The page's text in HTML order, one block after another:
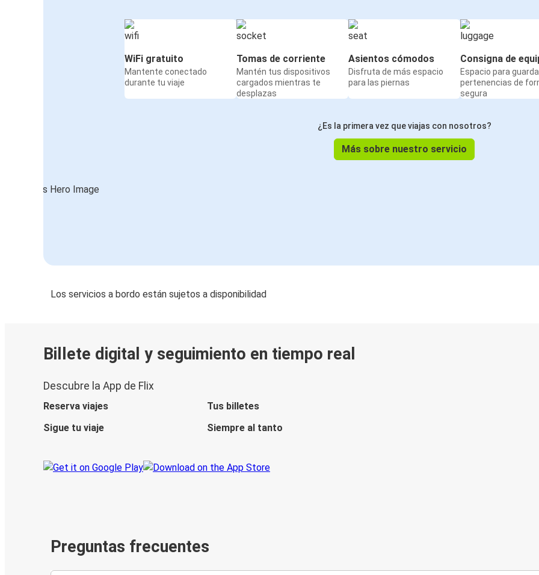
WiFi gratuito
Mantente conectado
durante tu viaje
Tomas de corriente
Mantén tus dispositivos
cargados mientras te
desplazas
Asientos cómodos
Disfruta de más espacio
para las piernas
Consigna de
Espacio para
pertenencias de
segura
¿Es la primera vez que viajas con nosotros?
Más sobre nuestro servicio
Los servicios a bordo están sujetos a disponibilidad
Billete digital y seguimiento en tiempo real
Descubre la App de Flix
Reserva viajes
Tus billetes
Sigue tu viaje
Siempre al tanto
Preguntas frecuentes